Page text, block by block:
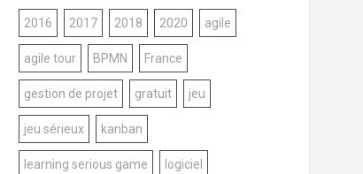
2016 2017 2018 2020 agile
agile tour BPMN France
gestion de projet gratuit jeu
jeu sérieux kanban
learning serious game logiciel